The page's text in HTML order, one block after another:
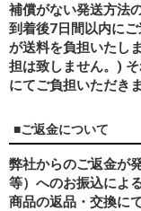
補償がない発送方法
到着後7日間以内に
が送料を負担いたし
担は致しません。)
にてご負担いただきま
■ご返金について
弊社からのご返金が
等）へのお振込によ
商品の返品・交換に